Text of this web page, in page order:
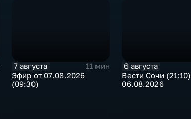
7 августа
11 мин
Эфир от 07.08.2026
(09:30)
6 августа
Вести Сочи (21:10)
06.08.2026